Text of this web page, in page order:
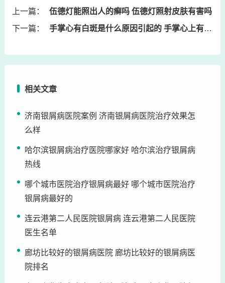
上一篇：
伍德灯能照出人的癣吗 伍德灯照射皮肤有害吗
下一篇：
手掌心有白斑是什么原因引起的 手掌心上有许多白色点点
相关文章
济南银屑病医院案例 济南银屑病医院治疗效果怎
么样
哈尔滨银屑病治疗医院哪家好 哈尔滨治疗银屑病
热线
哪个城市医院治疗银屑病最好 哪个城市医院治疗
银屑病最好的
连云港第二人民医院银屑病 连云港第二人民医院
医生名单
廊坊比较好的银屑病医院 廊坊比较好的银屑病医
院排名